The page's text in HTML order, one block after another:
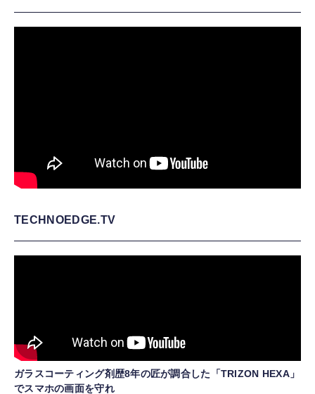
TECHNOEDGE.TV
ガラスコーティング剤歴8年の匠が調合した「TRIZON HEXA」
でスマホの画面を守れ